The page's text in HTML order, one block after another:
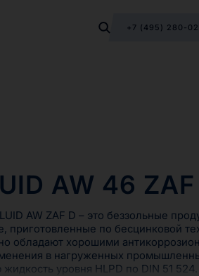
+7 (495) 280-
AW 46 ZAF
AW ZAF D – это беззольные
приготовленные по бесцинковой
обладают хорошими
в нагруженных
уровня HLPD по DIN 51 524.